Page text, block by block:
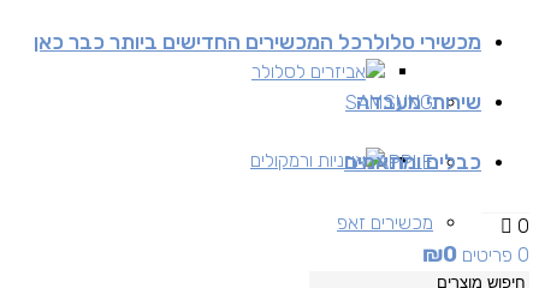
אביזרים לסלולר
אוזניות ורמקולים
מכשירי סלולרכל המכשירים החדישים ביותר כבר כאן
SAMSUNG
APPLE
מכשירים זאפ
שירותי מעבדה
כבלים ומתאמים
0
0 פריטים
₪0